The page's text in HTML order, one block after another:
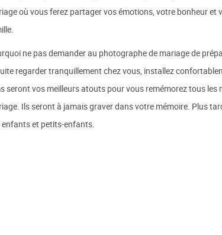
où vous ferez partager vos émotions, votre bonheur et
ne pas demander au photographe de mariage de
regarder tranquillement chez vous, installez
seront vos meilleurs atouts pour vous remémorez tous les
Ils seront à jamais graver dans votre mémoire. Plus
enfants et petits-enfants.